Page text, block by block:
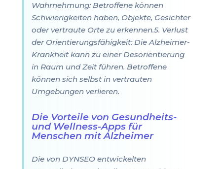
Wahrnehmung: Betroffene können
Schwierigkeiten haben, Objekte, Gesichter
oder vertraute Orte zu erkennen.5. Verlust
der Orientierungsfähigkeit: Die Alzheimer-
Krankheit kann zu einer Desorientierung
in Raum und Zeit führen. Betroffene
können sich selbst in vertrauten
Umgebungen verlieren.
Die Vorteile von Gesundheits-
und Wellness-Apps für
Menschen mit Alzheimer
Die von DYNSEO entwickelten